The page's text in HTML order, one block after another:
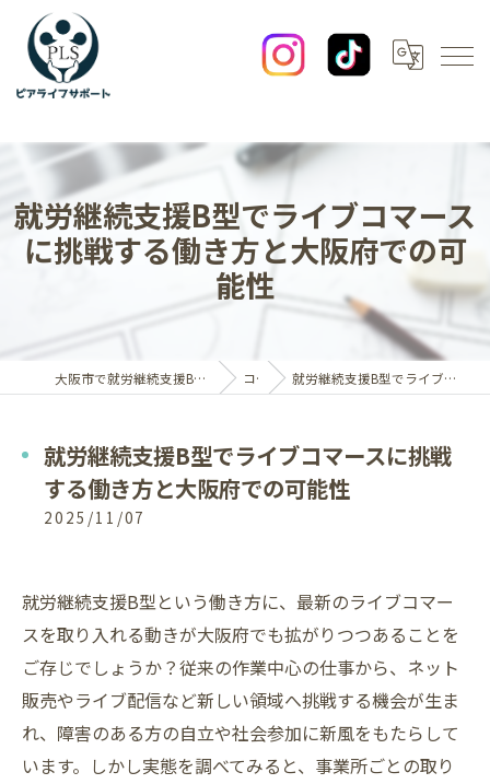
就労継続支援B型でライブコマース
に挑戦する働き方と大阪府での可
能性
大阪市で就労継続支援B型なら一般社団法人ピアライフサポート コラム 就労継続支援B型でライブコマースに挑戦する働き方と大阪府での可能性
就労継続支援B型でライブコマースに挑戦
する働き方と大阪府での可能性
2025/11/07
就労継続支援B型という働き方に、最新のライブコマー
スを取り入れる動きが大阪府でも拡がりつつあることを
ご存じでしょうか？従来の作業中心の仕事から、ネット
販売やライブ配信など新しい領域へ挑戦する機会が生ま
れ、障害のある方の自立や社会参加に新風をもたらして
います。しかし実態を調べてみると、事業所ごとの取り